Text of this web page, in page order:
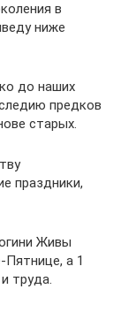
в
ниже
до наших
предков
старых.
праздники,
Живы
Пятнице, а 1
труда.